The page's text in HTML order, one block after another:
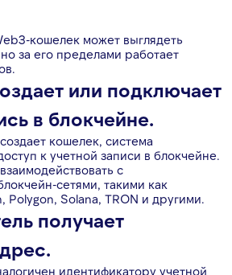
кошелек может выглядеть
за его пределами работает
или подключает
в блокчейне.
кошелек, система
к учетной записи в блокчейне.
с
сетями, такими как
Polygon, Solana, TRON и другими.
получает
идентификатору учетной